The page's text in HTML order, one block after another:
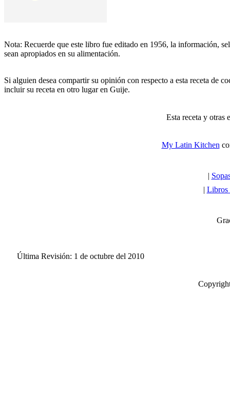
Nota: Recuerde que este libro fue editado en 1956, la información,
sean apropiados en su alimentación.
Si alguien desea compartir su opinión con respecto a esta receta de
incluir su receta en otro lugar en Guije.
Esta receta y otras
My Latin Kitchen
|
| Libros
Última Revisión: 1 de octubre del 2010